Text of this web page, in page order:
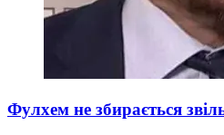
Фулхем не збирається